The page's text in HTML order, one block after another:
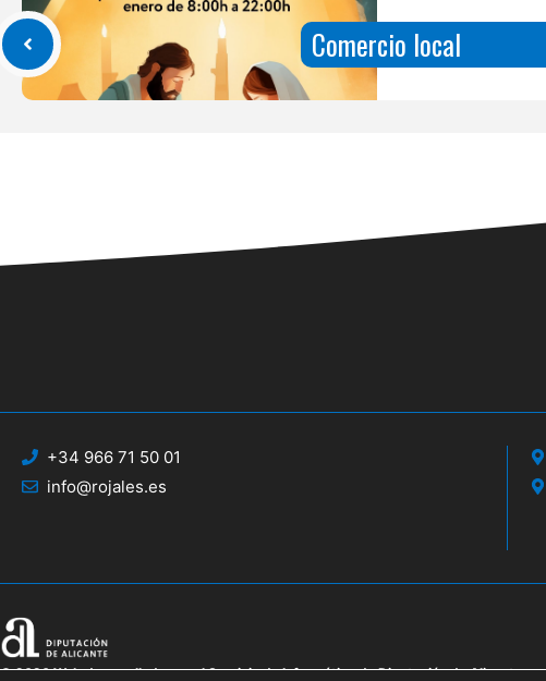
Comercio local
+34 966 71 50 01
info@rojales.es
© 2020 Web desarrollada por el Servicio de Informática de Diputación de Alicante